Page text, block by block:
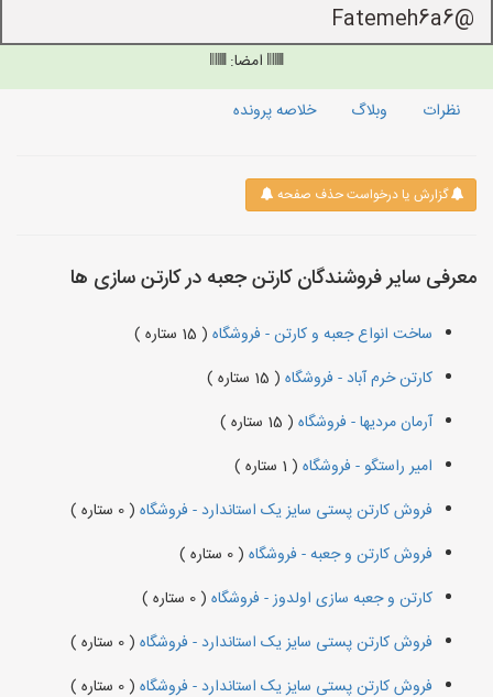
@Fatemeh6a6
امضا:
نظرات
وبلاگ خلاصه پرونده
گزارش یا درخواست حذف صفحه
معرفی سایر فروشندگان کارتن جعبه در کارتن سازی ها
ساخت انواع جعبه و کارتن - فروشگاه ( 15 ستاره )
کارتن خرم آباد - فروشگاه ( 15 ستاره )
آرمان مردیها - فروشگاه ( 15 ستاره )
امیر راستگو - فروشگاه ( 1 ستاره )
فروش کارتن پستی سایز یک استاندارد - فروشگاه ( 0 ستاره )
فروش کارتن و جعبه - فروشگاه ( 0 ستاره )
کارتن و جعبه سازی اولدوز - فروشگاه ( 0 ستاره )
فروش کارتن پستی سایز یک استاندارد - فروشگاه ( 0 ستاره )
فروش کارتن پستی سایز یک استاندارد - فروشگاه ( 0 ستاره )